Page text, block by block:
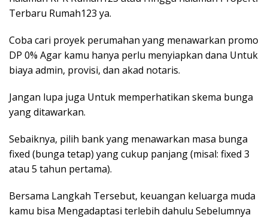
Terbaru Rumah123 ya.
Coba cari proyek perumahan yang menawarkan promo
DP 0% Agar kamu hanya perlu menyiapkan dana Untuk
biaya admin, provisi, dan akad notaris.
Jangan lupa juga Untuk memperhatikan skema bunga
yang ditawarkan.
Sebaiknya, pilih bank yang menawarkan masa bunga
fixed (bunga tetap) yang cukup panjang (misal: fixed 3
atau 5 tahun pertama).
Bersama Langkah Tersebut, keuangan keluarga muda
kamu bisa Mengadaptasi terlebih dahulu Sebelumnya